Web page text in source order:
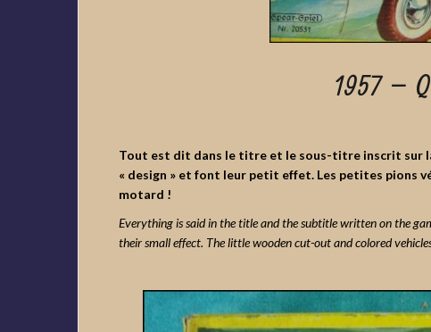
1957 –
Tout est dit dans le titre et le sous-titre inscrit sur
« design » et font leur petit effet. Les petites pions
motard !
Everything is said in the title and the subtitle written on the
their small effect. The little wooden cut-out and colored